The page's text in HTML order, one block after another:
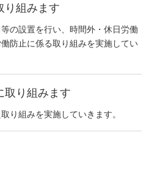
り組みます
の設置を行い、時間外・休日労働
防止に係る取り組みを実施してい
取り組みます
り組みを実施していきます。